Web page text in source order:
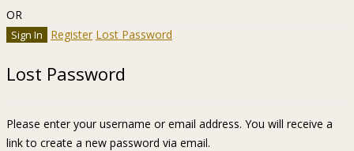
OR
Register Lost Password
Lost Password
Please enter your username or email address. You will receive a
link to create a new password via email.